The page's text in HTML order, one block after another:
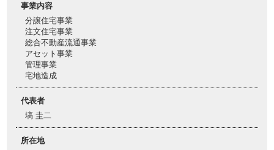
事業内容
分譲住宅事業
注文住宅事業
総合不動産流通事業
アセット事業
管理事業
宅地造成
代表者
塙 圭二
所在地